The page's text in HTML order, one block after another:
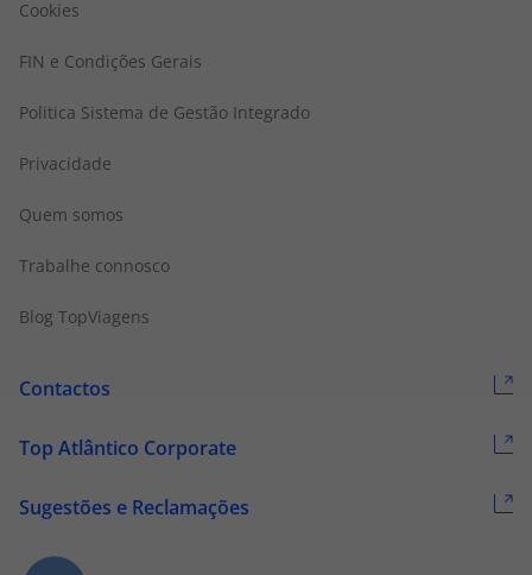
Cookies
FIN e Condições Gerais
Politica Sistema de Gestão Integrado
Privacidade
Quem somos
Trabalhe connosco
Blog TopViagens
Contactos
Top Atlântico Corporate
Sugestões e Reclamações